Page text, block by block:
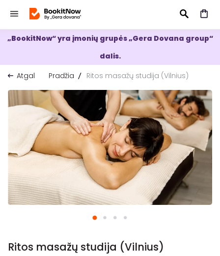
IEŠKOTI
„BookitNow“ yra įmonių grupės „Gera Dovana group“
dalis.
Atgal
Pradžia Ritos masažų studija (Vilnius)
Ritos masažų studija (Vilnius)